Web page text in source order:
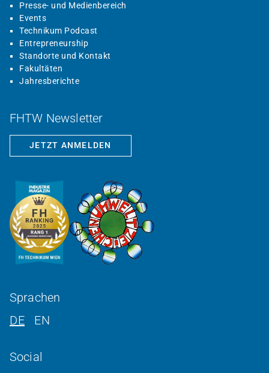
Presse- und Medienbereich
Events
Technikum Podcast
Entrepreneurship
Standorte und Kontakt
Fakultäten
Jahresberichte
FHTW Newsletter
JETZT ANMELDEN
Sprachen
DE
EN
Social